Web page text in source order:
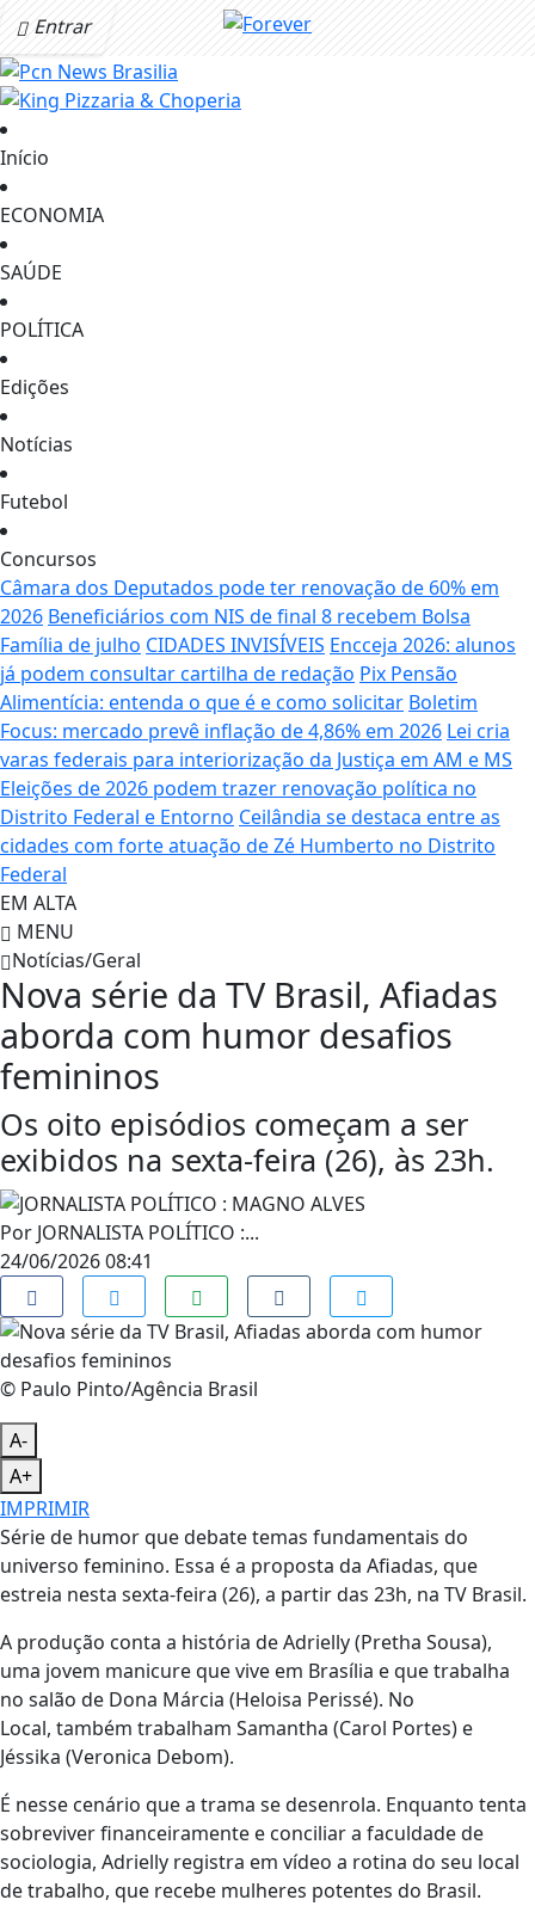
Entrar
Início
ECONOMIA
SAÚDE
POLÍTICA
Edições
Notícias
Futebol
Concursos
Câmara dos Deputados pode ter renovação de 60% em
2026 Beneficiários com NIS de final 8 recebem Bolsa
Família de julho CIDADES INVISÍVEIS Encceja 2026: alunos
já podem consultar cartilha de redação Pix Pensão
Alimentícia: entenda o que é e como solicitar Boletim
Focus: mercado prevê inflação de 4,86% em 2026 Lei cria
varas federais para interiorização da Justiça em AM e MS
Eleições de 2026 podem trazer renovação política no
Distrito Federal e Entorno Ceilândia se destaca entre as
cidades com forte atuação de Zé Humberto no Distrito
Federal
EM ALTA
MENU
Notícias/Geral
Nova série da TV Brasil, Afiadas
aborda com humor desafios
femininos
Os oito episódios começam a ser
exibidos na sexta-feira (26), às 23h.
Por JORNALISTA POLÍTICO :...
24/06/2026 08:41
© Paulo Pinto/Agência Brasil
A-
A+
IMPRIMIR
Série de humor que debate temas fundamentais do
universo feminino. Essa é a proposta da Afiadas, que
estreia nesta sexta-feira (26), a partir das 23h, na TV Brasil.
A produção conta a história de Adrielly (Pretha Sousa),
uma jovem manicure que vive em Brasília e que trabalha
no salão de Dona Márcia (Heloisa Perissé). No
Local, também trabalham Samantha (Carol Portes) e
Jéssika (Veronica Debom).
É nesse cenário que a trama se desenrola. Enquanto tenta
sobreviver financeiramente e conciliar a faculdade de
sociologia, Adrielly registra em vídeo a rotina do seu local
de trabalho, que recebe mulheres potentes do Brasil.